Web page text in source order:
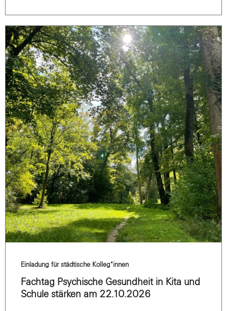
Einladung für städtische Kolleg*innen
Fachtag Psychische Gesundheit in Kita und
Schule stärken am 22.10.2026